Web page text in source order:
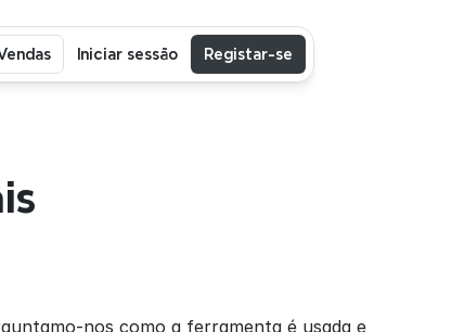
nos como a ferramenta é usada e
Iniciar sessão Registar-se